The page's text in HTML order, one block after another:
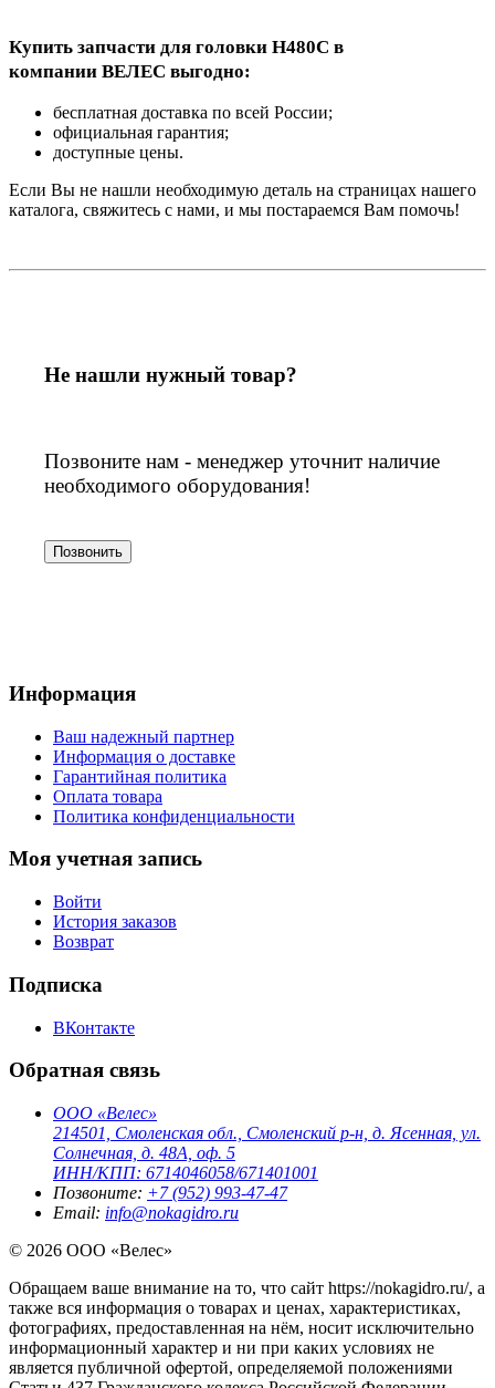
Купить запчасти для головки H480C в
компании ВЕЛЕС выгодно:
бесплатная доставка по всей России;
официальная гарантия;
доступные цены.
Если Вы не нашли необходимую деталь на страницах нашего
каталога, свяжитесь с нами, и мы постараемся Вам помочь!
Не нашли нужный товар?
Позвоните нам - менеджер уточнит наличие
необходимого оборудования!
Позвонить
Информация
Ваш надежный партнер
Информация о доставке
Гарантийная политика
Оплата товара
Политика конфиденциальности
Моя учетная запись
Войти
История заказов
Возврат
Подписка
ВКонтакте
Обратная связь
ООО «Велес»
214501, Смоленская обл., Смоленский р-н, д. Ясенная, ул.
Солнечная, д. 48А, оф. 5
ИНН/КПП: 6714046058/671401001
Позвоните: +7 (952) 993-47-47
Email: info@nokagidro.ru
© 2026 ООО «Велес»
Обращаем ваше внимание на то, что сайт https://nokagidro.ru/, а
также вся информация о товарах и ценах, характеристиках,
фотографиях, предоставленная на нём, носит исключительно
информационный характер и ни при каких условиях не
является публичной офертой, определяемой положениями